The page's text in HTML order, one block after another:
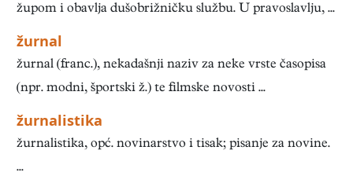
župom i obavlja dušobrižničku službu. U pravoslavlju, ...
žurnal
žurnal (franc.), nekadašnji naziv za neke vrste časopisa
(npr. modni, športski ž.) te filmske novosti ...
žurnalistika
žurnalistika, opć. novinarstvo i tisak; pisanje za novine.
...